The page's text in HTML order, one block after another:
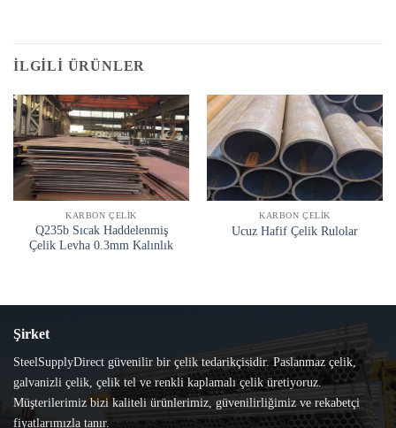
İLGILI ÜRÜNLER
KARBON ÇELIK
Q235b Sıcak Haddelenmiş
Çelik Levha 0.3mm Kalınlık
KARBON ÇELIK
Ucuz Hafif Çelik Rulolar
Şirket
SteelSupplyDirect güvenilir bir çelik tedarikçisidir. Paslanmaz çelik,
galvanizli çelik, çelik tel ve renkli kaplamalı çelik üretiyoruz.
Müşterilerimiz bizi kaliteli ürünlerimiz, güvenilirliğimiz ve rekabetçi
fiyatlarımızla tanır.